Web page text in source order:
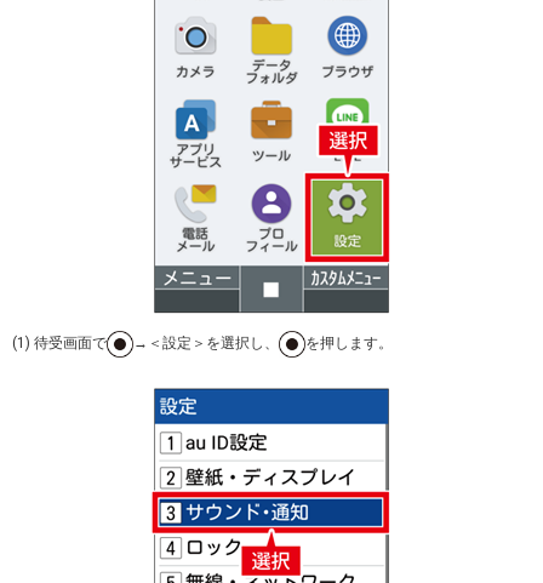
(1) 待受画面で →＜設定＞を選択し、 を押します。